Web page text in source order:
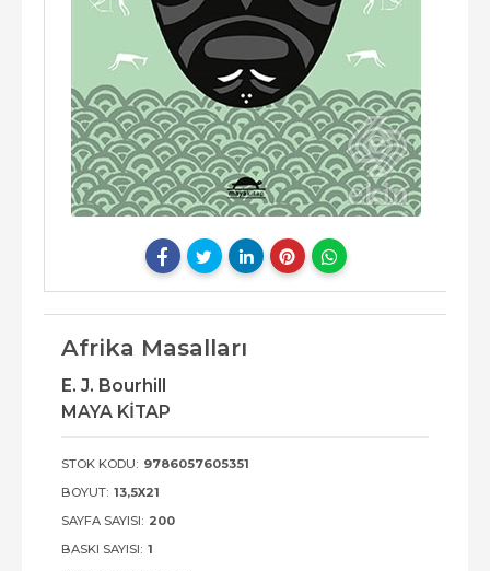
Afrika Masalları
E. J. Bourhill
MAYA KİTAP
STOK KODU: 9786057605351
BOYUT: 13,5X21
SAYFA SAYISI: 200
BASKI SAYISI: 1